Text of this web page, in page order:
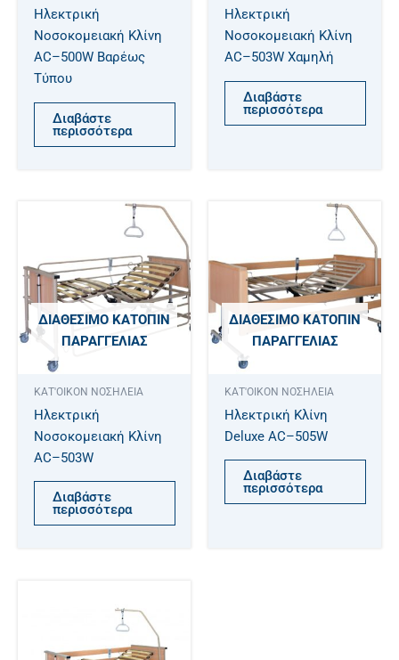
Ηλεκτρική
Νοσοκομειακή Κλίνη
AC–500W Βαρέως
Τύπου
Διαβάστε
περισσότερα
Ηλεκτρική
Νοσοκομειακή Κλίνη
AC–503W Χαμηλή
Διαβάστε
περισσότερα
ΔΙΑΘΈΣΙΜΟ ΚΑΤΌΠΙΝ
ΠΑΡΑΓΓΕΛΊΑΣ
ΚΑΤ'ΟΙΚΟΝ ΝΟΣΗΛΕΙΑ
Ηλεκτρική
Νοσοκομειακή Κλίνη
AC–503W
Διαβάστε
περισσότερα
ΔΙΑΘΈΣΙΜΟ ΚΑΤΌΠΙΝ
ΠΑΡΑΓΓΕΛΊΑΣ
ΚΑΤ'ΟΙΚΟΝ ΝΟΣΗΛΕΙΑ
Ηλεκτρική Κλίνη
Deluxe AC–505W
Διαβάστε
περισσότερα